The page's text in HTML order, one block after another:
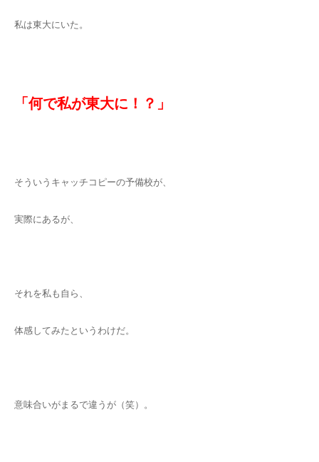
私は東大にいた。
「何で私が東大に！？」
そういうキャッチコピーの予備校が、
実際にあるが、
それを私も自ら、
体感してみたというわけだ。
意味合いがまるで違うが（笑）。